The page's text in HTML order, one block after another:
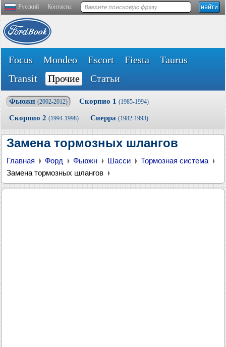
Русский Контакты
Focus Mondeo Escort Fiesta
Taurus
Transit
Прочие Статьи
Фьюжн (2002-2012) Скорпио 1 (1985-1994)
Скорпио 2 (1994-1998) Сиерра (1982-1993)
Замена тормозных шлангов
Главная Форд Фьюжн Шасси
Тормозная система
Замена тормозных шлангов